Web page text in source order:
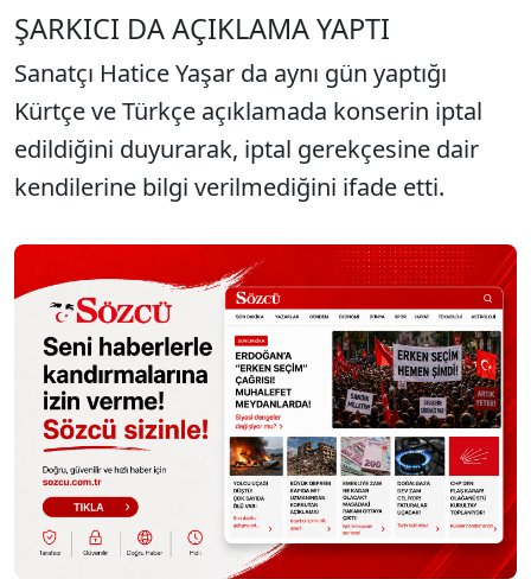
ŞARKICI DA AÇIKLAMA YAPTI
Sanatçı Hatice Yaşar da aynı gün yaptığı
Kürtçe ve Türkçe açıklamada konserin iptal
edildiğini duyurarak, iptal gerekçesine dair
kendilerine bilgi verilmediğini ifade etti.